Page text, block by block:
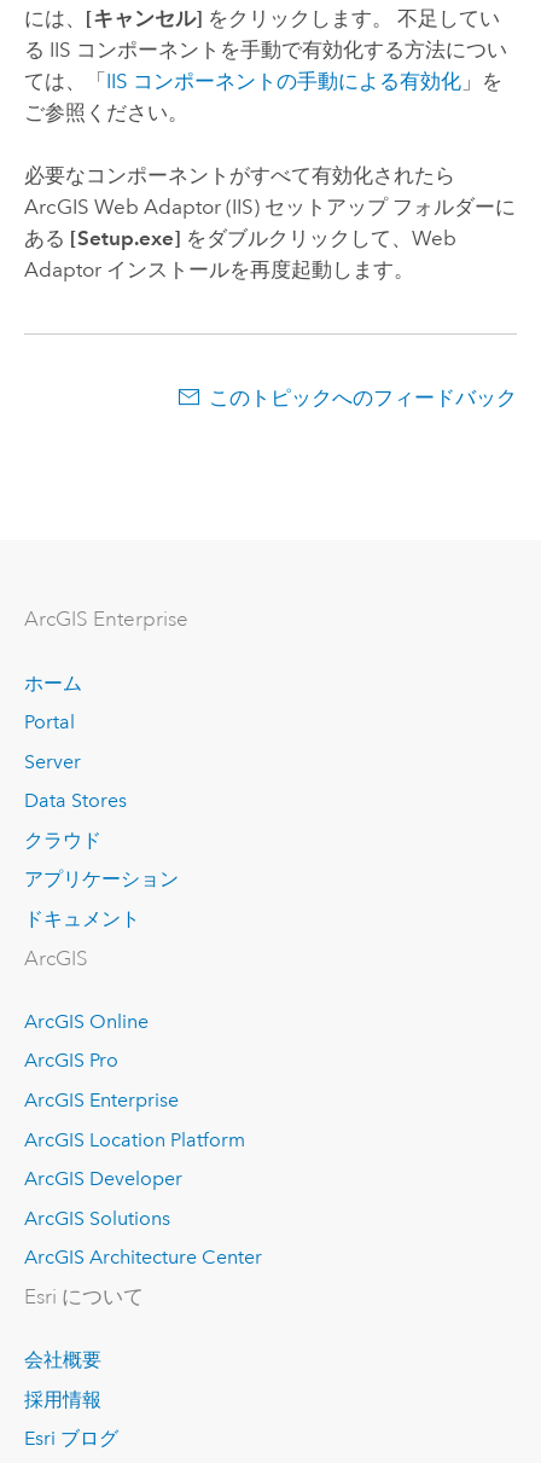
には、 [キャンセル] をクリックします。 不足してい
る IIS コンポーネントを手動で有効化する方法につい
ては、「IIS コンポーネントの手動による有効化」を
ご参照ください。
必要なコンポーネントがすべて有効化されたら
ArcGIS Web Adaptor (IIS)セットアップ フォルダーに
ある [Setup.exe] をダブルクリックして、Web
Adaptor インストールを再度起動します。
このトピックへのフィードバック
ArcGIS Enterprise
ホーム
Portal
Server
Data Stores
クラウド
アプリケーション
ドキュメント
ArcGIS
ArcGIS Online
ArcGIS Pro
ArcGIS Enterprise
ArcGIS Location Platform
ArcGIS Developer
ArcGIS Solutions
ArcGIS Architecture Center
Esri について
会社概要
採用情報
Esri ブログ